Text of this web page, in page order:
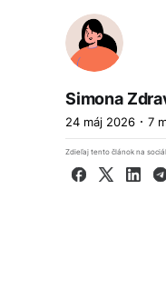
Simona
24 máj 2026 7
Zdieľaj tento článok na
Facebook
X